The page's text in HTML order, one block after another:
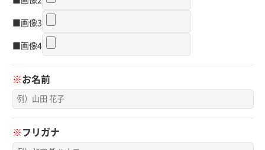
■画像3
■画像4
※お名前
※ フリガナ